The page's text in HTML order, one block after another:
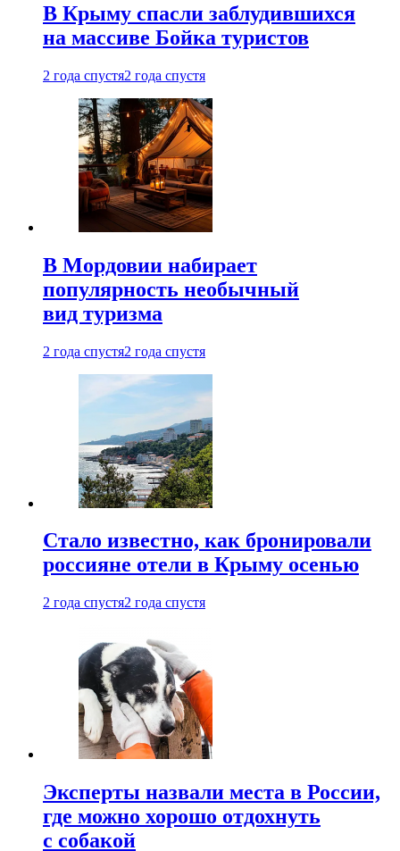
В Крыму спасли заблудившихся
на массиве Бойка туристов
2 года спустя2 года спустя
В Мордовии набирает
популярность необычный
вид туризма
2 года спустя2 года спустя
Стало известно, как бронировали
россияне отели в Крыму осенью
2 года спустя2 года спустя
Эксперты назвали места в России,
где можно хорошо отдохнуть
с собакой